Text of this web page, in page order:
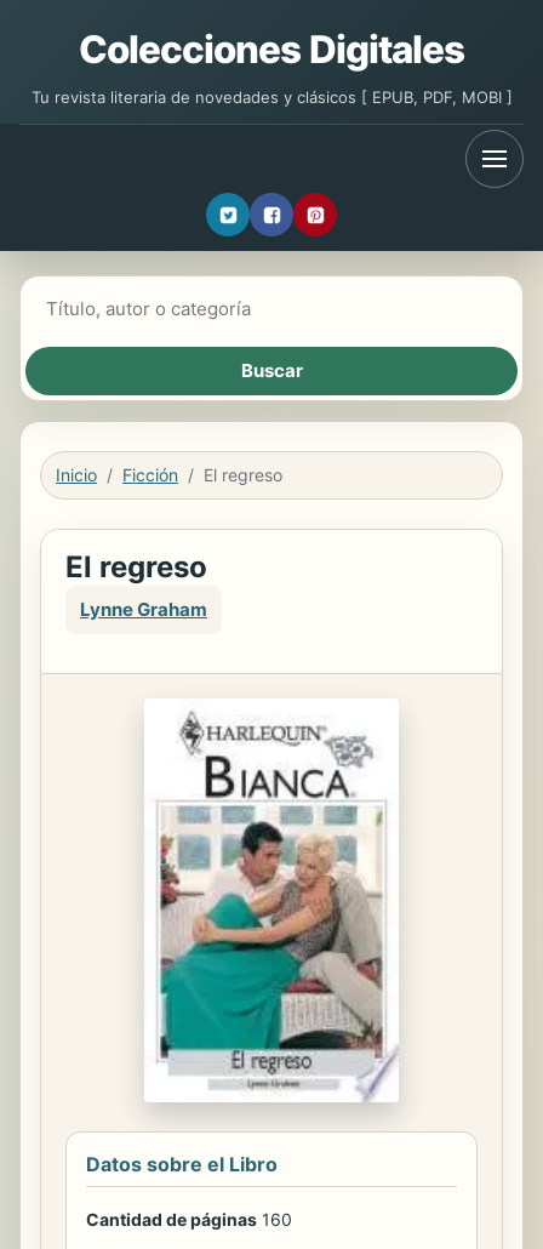
Colecciones Digitales
Tu revista literaria de novedades y clásicos [ EPUB, PDF, MOBI ]
Inicio Ficción El regreso
El regreso
Lynne Graham
Datos sobre el Libro
Cantidad de páginas 160